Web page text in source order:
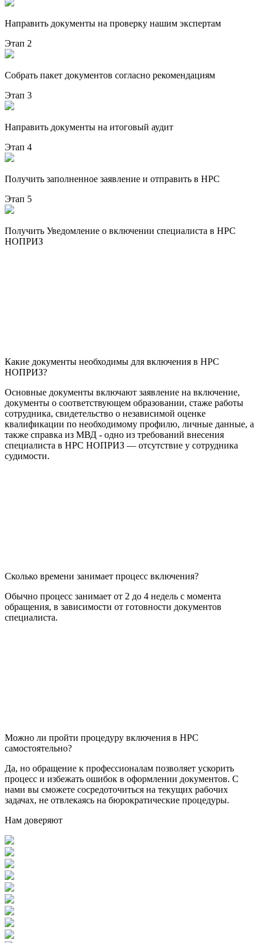
Направить документы на проверку нашим экспертам
Этап 2
Собрать пакет документов согласно рекомендациям
Этап 3
Направить документы на итоговый аудит
Этап 4
Получить заполненное заявление и отправить в НРС
Этап 5
Получить Уведомление о включении специалиста в НРС
НОПРИЗ
Какие документы необходимы для включения в НРС
НОПРИЗ?
Основные документы включают заявление на включение,
документы о соответствующем образовании, стаже работы
сотрудника, свидетельство о независимой оценке
квалификации по необходимому профилю, личные данные, а
также справка из МВД - одно из требований внесения
специалиста в НРС НОПРИЗ — отсутствие у сотрудника
судимости.
Сколько времени занимает процесс включения?
Обычно процесс занимает от 2 до 4 недель с момента
обращения, в зависимости от готовности документов
специалиста.
Можно ли пройти процедуру включения в НРС
самостоятельно?
Да, но обращение к профессионалам позволяет ускорить
процесс и избежать ошибок в оформлении документов. С
нами вы сможете сосредоточиться на текущих рабочих
задачах, не отвлекаясь на бюрократические процедуры.
Нам доверяют